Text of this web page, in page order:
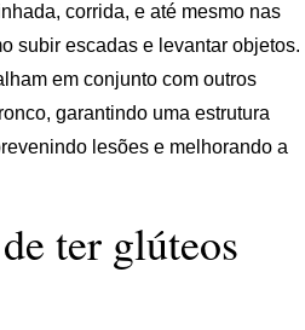
corrida, e até mesmo nas
subir escadas e levantar objetos.
em conjunto com outros
garantindo uma estrutura
lesões e melhorando a
ter glúteos